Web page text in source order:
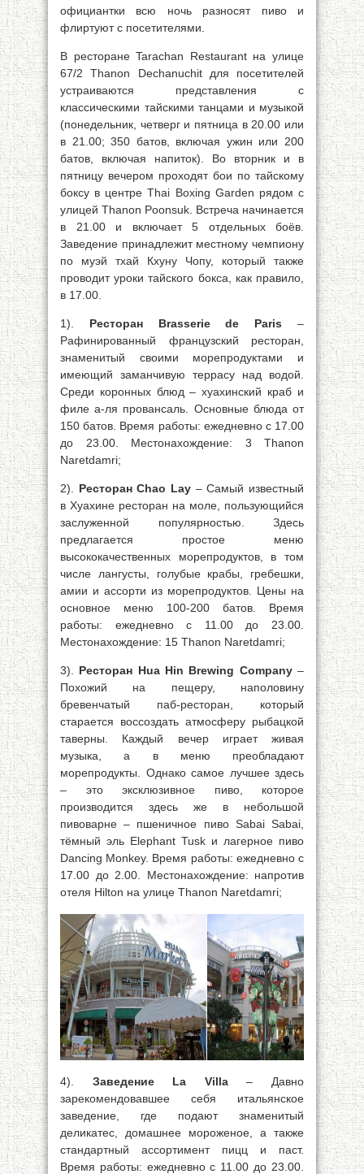
официантки всю ночь разносят пиво и
флиртуют с посетителями.
В ресторане Tarachan Restaurant на улице
67/2 Thanon Dechanuchit для посетителей
устраиваются представления с
классическими тайскими танцами и музыкой
(понедельник, четверг и пятница в 20.00 или
в 21.00; 350 батов, включая ужин или 200
батов, включая напиток). Во вторник и в
пятницу вечером проходят бои по тайскому
боксу в центре Thai Boxing Garden рядом с
улицей Thanon Poonsuk. Встреча начинается
в 21.00 и включает 5 отдельных боёв.
Заведение принадлежит местному чемпиону
по муэй тхай Кхуну Чопу, который также
проводит уроки тайского бокса, как правило,
в 17.00.
1). Ресторан Brasserie de Paris –
Рафинированный французский ресторан,
знаменитый своими морепродуктами и
имеющий заманчивую террасу над водой.
Среди коронных блюд – хуахинский краб и
филе а-ля провансаль. Основные блюда от
150 батов. Время работы: ежедневно с 17.00
до 23.00. Местонахождение: 3 Thanon
Naretdamri;
2). Ресторан Chao Lay – Самый известный
в Хуахине ресторан на моле, пользующийся
заслуженной популярностью. Здесь
предлагается простое меню
высококачественных морепродуктов, в том
числе лангусты, голубые крабы, гребешки,
амии и ассорти из морепродуктов. Цены на
основное меню 100-200 батов. Время
работы: ежедневно с 11.00 до 23.00.
Местонахождение: 15 Thanon Naretdamri;
3). Ресторан Hua Hin Brewing Company–
Похожий на пещеру, наполовину
бревенчатый паб-ресторан, который
старается воссоздать атмосферу рыбацкой
таверны. Каждый вечер играет живая
музыка, а в меню преобладают
морепродукты. Однако самое лучшее здесь
– это эксклюзивное пиво, которое
производится здесь же в небольшой
пивоварне – пшеничное пиво Sabai Sabai,
тёмный эль Elephant Tusk и лагерное пиво
Dancing Monkey. Время работы: ежедневно с
17.00 до 2.00. Местонахождение: напротив
отеля Hilton на улице Thanon Naretdamri;
4). Заведение La Villa– Давно
зарекомендовавшее себя итальянское
заведение, где подают знаменитый
деликатес, домашнее мороженое, а также
стандартный ассортимент пицц и паст.
Время работы: ежедневно с 11.00 до 23.00.